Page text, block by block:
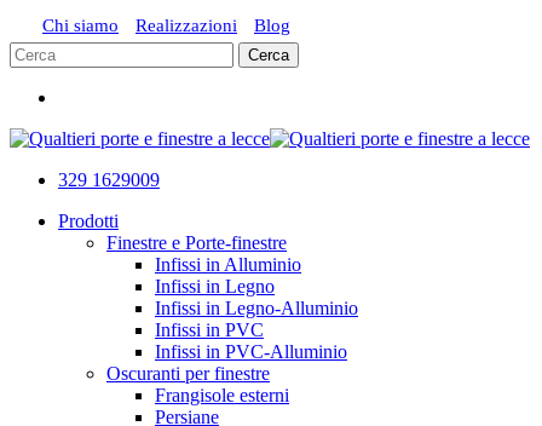
al
contenuto
Chi siamo Realizzazioni Blog
Cerca
Search
329 1629009
cerca
Menu
Prodotti
Finestre e Porte-finestre
Infissi in Alluminio
Infissi in Legno
Infissi in Legno-Alluminio
Infissi in PVC
Infissi in PVC-Alluminio
Oscuranti per finestre
Frangisole esterni
Persiane